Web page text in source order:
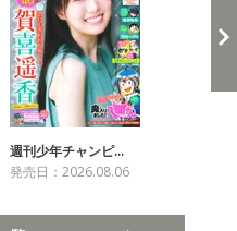
週刊少年チャンピ…
発売日：2026.08.06